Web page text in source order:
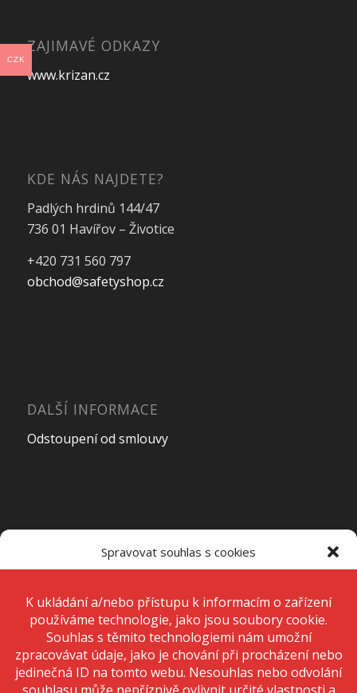
Spravovat souhlas s cookies
technologie, jako jsou soubory cookie. Děláme to, abychom zlepšili
zážitek z prohlížení a zobrazovali personalizované reklamy. Souhlas s
těmito technologiemi nám umožní zpracovávat údaje, jako je chování
při procházení nebo jedinečná ID na tomto webu. Nesouhlas nebo
odvolání souhlasu může nepříznivě ovlivnit určité vlastnosti a funkce.
ZAJIMAVÉ ODKAZY
www.krizan.cz
KDE NÁS NAJDETE?
Padlých hrdinů 144/47
736 01 Havířov – Životice
+420 731 560 797
obchod@safetyshop.cz
DALŠÍ INFORMACE
Odstoupení od smlouvy
Pondělí – Pátek7:00 – 15:00
SobotaZavřeno
Neděle Zavřeno
CZK